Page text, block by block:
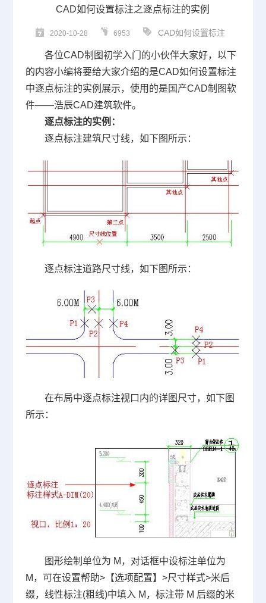
CAD如何设置标注之逐点标注的实例
2020-10-28 6953 CAD如何设置标注
各位CAD制图初学入门的小伙伴大家好，以下
的内容小编将要给大家介绍的是CAD如何设置标注
中逐点标注的实例展示，使用的是 国产CAD制图软
件——浩辰CAD建筑软件。
逐点标注的实例：
逐点标注建筑尺寸线，如下图所示：
逐点标注道路尺寸线，如下图所示：
在布局中逐点标注视口内的详图尺寸，如下图
所示：
图形绘制单位为 M，对话框中设标注单位为
M，可在设置帮助>【选项配置】>尺寸样式>米后
缀，线性标注(粗线)中填入 M，标注带 M 后缀的米